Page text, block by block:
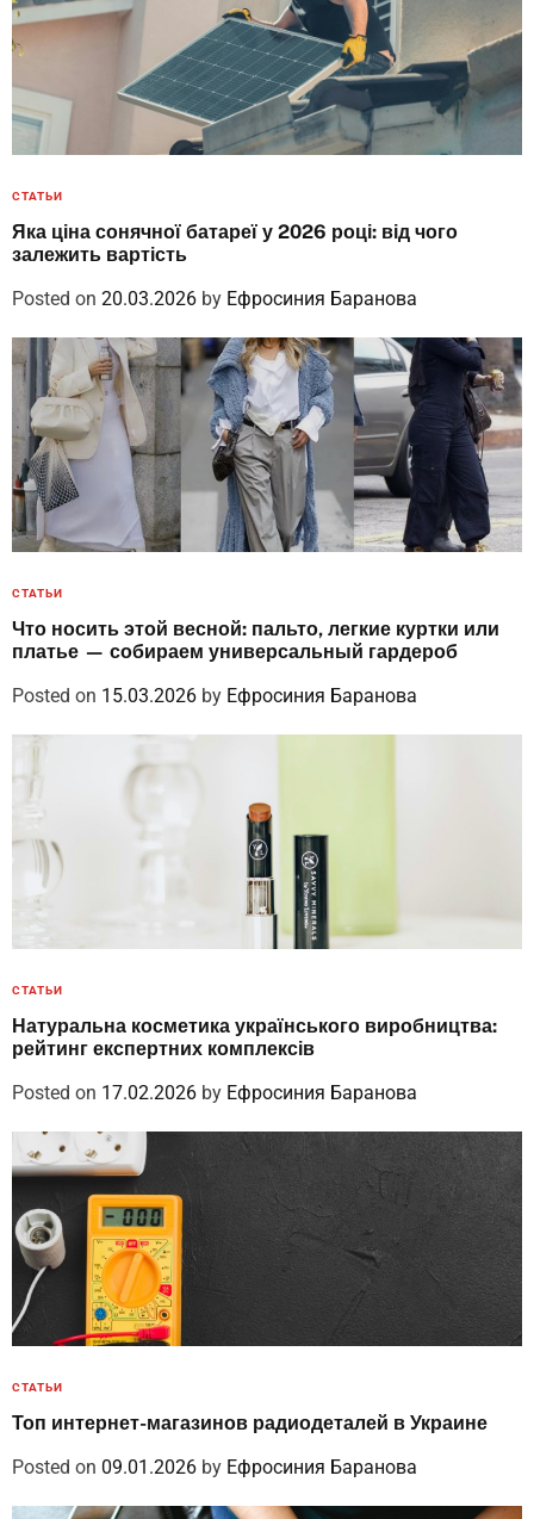
СТАТЬИ
Яка ціна сонячної батареї у 2026 році: від чого
залежить вартість
Posted on 20.03.2026 by Ефросиния Баранова
СТАТЬИ
Что носить этой весной: пальто, легкие куртки или
платье — собираем универсальный гардероб
Posted on 15.03.2026 by Ефросиния Баранова
СТАТЬИ
Натуральна косметика українського виробництва:
рейтинг експертних комплексів
Posted on 17.02.2026 by Ефросиния Баранова
СТАТЬИ
Топ интернет-магазинов радиодеталей в Украине
Posted on 09.01.2026 by Ефросиния Баранова